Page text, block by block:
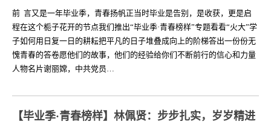
前 言又是一年毕业季，青春扬帆正当时毕业是告别，是收获，更是启
程在这个栀子花开的节点我们推出“毕业季·青春榜样”专题看看“火大”学
子如何用日复一日的耕耘把平凡的日子堆叠成向上的阶梯答出一份份无
愧青春的答卷愿他们的故事，他们的经验给你们不断前行的信心和力量
人物名片谢丽嫦，中共党员…
【毕业季·青春榜样】林佩贤：步步扎实，岁岁精进